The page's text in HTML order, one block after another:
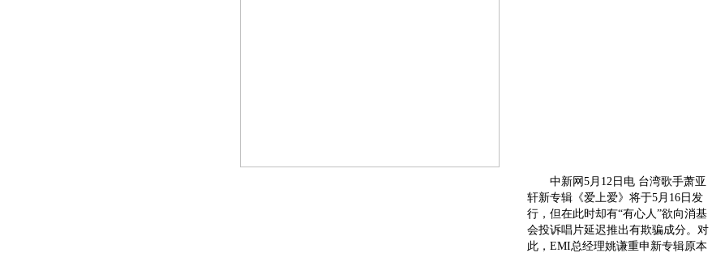
中新网5月12日电 台湾歌手萧亚
轩新专辑《爱上爱》将于5月16日发
行，但在此时却有“有心人”欲向消基
会投诉唱片延迟推出有欺骗成分。对
此，EMI总经理姚谦重申新专辑原本